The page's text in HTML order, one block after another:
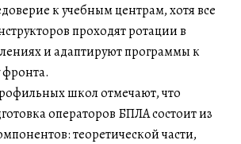
к учебным центрам, хотя все
проходят ротации в
и адаптируют программы к
школ отмечают, что
операторов БПЛА состоит из
теоретической части,